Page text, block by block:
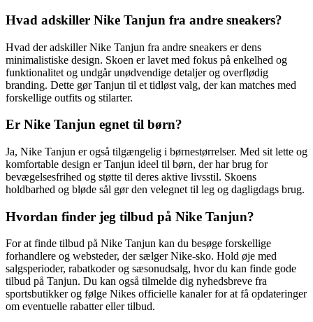
Hvad adskiller Nike Tanjun fra andre sneakers?
Hvad der adskiller Nike Tanjun fra andre sneakers er dens
minimalistiske design. Skoen er lavet med fokus på enkelhed og
funktionalitet og undgår unødvendige detaljer og overflødig
branding. Dette gør Tanjun til et tidløst valg, der kan matches med
forskellige outfits og stilarter.
Er Nike Tanjun egnet til børn?
Ja, Nike Tanjun er også tilgængelig i børnestørrelser. Med sit lette og
komfortable design er Tanjun ideel til børn, der har brug for
bevægelsesfrihed og støtte til deres aktive livsstil. Skoens
holdbarhed og bløde sål gør den velegnet til leg og dagligdags brug.
Hvordan finder jeg tilbud på Nike Tanjun?
For at finde tilbud på Nike Tanjun kan du besøge forskellige
forhandlere og websteder, der sælger Nike-sko. Hold øje med
salgsperioder, rabatkoder og sæsonudsalg, hvor du kan finde gode
tilbud på Tanjun. Du kan også tilmelde dig nyhedsbreve fra
sportsbutikker og følge Nikes officielle kanaler for at få opdateringer
om eventuelle rabatter eller tilbud.